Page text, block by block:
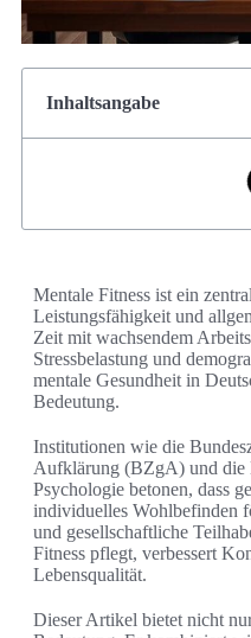
Inhaltsangabe
Mentale Fitness ist ein
Leistungsfähigkeit und
Zeit mit wachsendem
Stressbelastung und
mentale Gesundheit in
Bedeutung.
Institutionen wie die
Aufklärung (BZgA) und die
Psychologie betonen, dass
individuelles Wohlbefinden
und gesellschaftliche
Fitness pflegt, verbessert
Lebensqualität.
Dieser Artikel bietet nicht